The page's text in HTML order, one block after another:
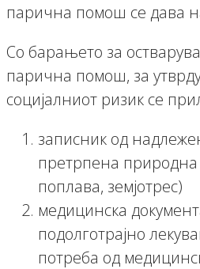
парична помош се дава
Со барањето за
парична помош, за
социјалниот ризик се
записник од
претрпена
поплава, земјотрес)
медицинска
подолготрајно
потреба од